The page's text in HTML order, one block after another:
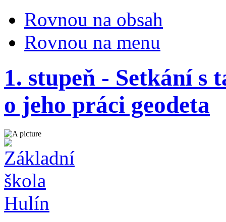
Rovnou na obsah
Rovnou na menu
1. stupeň - Setkání
o jeho práci geodeta